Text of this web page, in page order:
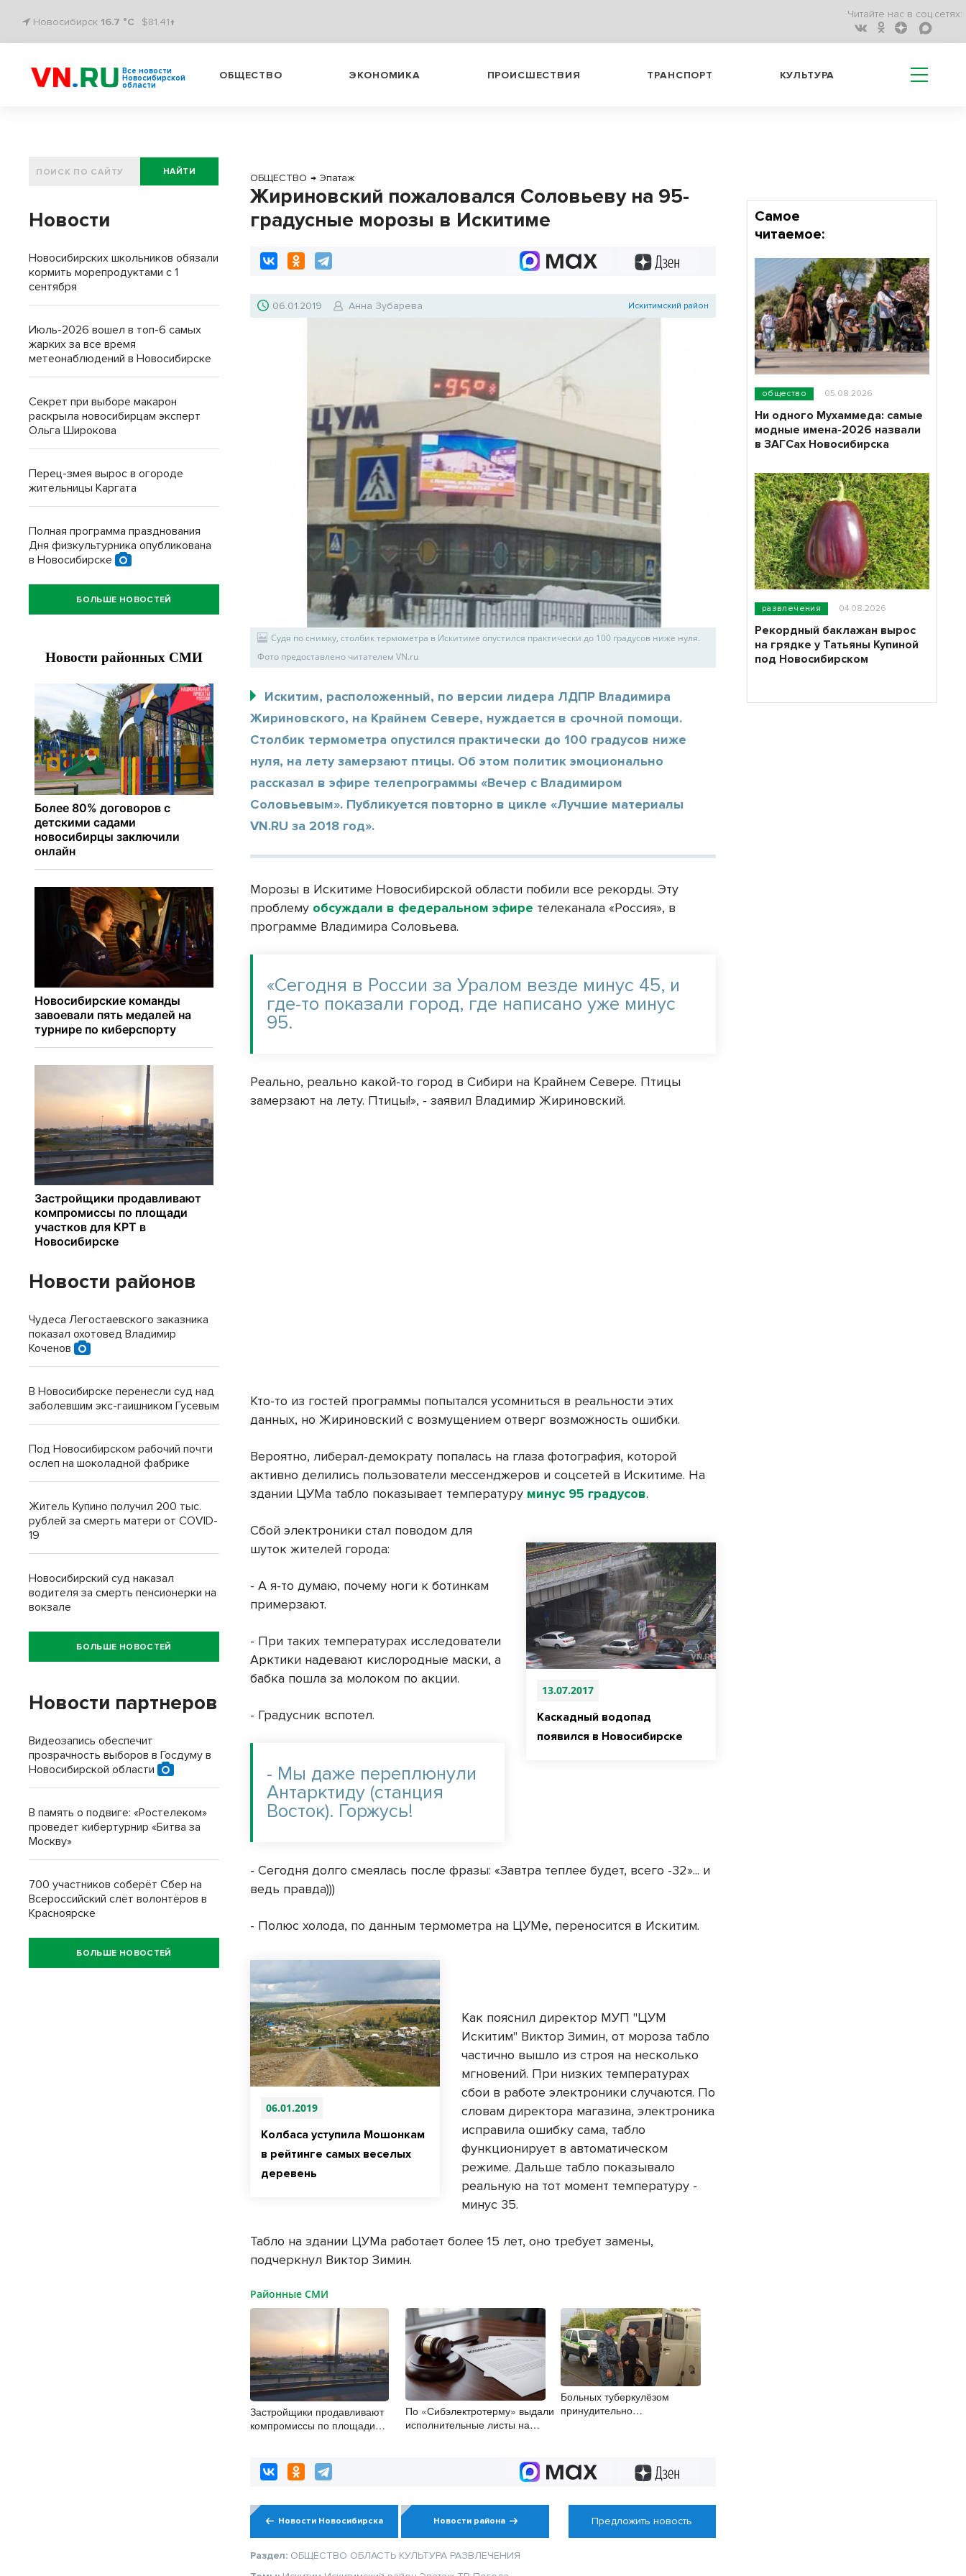
Новосибирск 16.7 °C $81.41↑
Читайте нас в соц.сетях:
Все новости
Новосибирской
области
ОБЩЕСТВО ЭКОНОМИКА ПРОИСШЕСТВИЯ ТРАНСПОРТ КУЛЬТУРА
ОБЩЕСТВО → Эпатаж
Жириновский пожаловался Соловьеву на 95-
градусные морозы в Искитиме
06.01.2019 Анна Зубарева Искитимский район
Судя по снимку, столбик термометра в Искитиме опустился практически до 100 градусов ниже нуля.
Фото предоставлено читателем VN.ru
Искитим, расположенный, по версии лидера ЛДПР Владимира
Жириновского, на Крайнем Севере, нуждается в срочной помощи.
Столбик термометра опустился практически до 100 градусов ниже
нуля, на лету замерзают птицы. Об этом политик эмоционально
рассказал в эфире телепрограммы «Вечер с Владимиром
Соловьевым». Публикуется повторно в цикле «Лучшие материалы
VN.RU за 2018 год».
Морозы в Искитиме Новосибирской области побили все рекорды. Эту
проблему обсуждали в федеральном эфире телеканала «Россия», в
программе Владимира Соловьева.
«Сегодня в России за Уралом везде минус 45, и
где-то показали город, где написано уже минус
95.
Реально, реально какой-то город в Сибири на Крайнем Севере. Птицы
замерзают на лету. Птицы!», - заявил Владимир Жириновский.
Кто-то из гостей программы попытался усомниться в реальности этих
данных, но Жириновский с возмущением отверг возможность ошибки.
Вероятно, либерал-демократу попалась на глаза фотография, которой
активно делились пользователи мессенджеров и соцсетей в Искитиме. На
здании ЦУМа табло показывает температуру минус 95 градусов.
13.07.2017
Каскадный водопад
появился в Новосибирске
Сбой электроники стал поводом для
шуток жителей города:
- А я-то думаю, почему ноги к ботинкам
примерзают.
- При таких температурах исследователи
Арктики надевают кислородные маски, а
бабка пошла за молоком по акции.
- Градусник вспотел.
- Мы даже переплюнули
Антарктиду (станция
Восток). Горжусь!
- Сегодня долго смеялась после фразы: «Завтра теплее будет, всего -32»... и
ведь правда)))
- Полюс холода, по данным термометра на ЦУМе, переносится в Искитим.
06.01.2019
Колбаса уступила Мошонкам
в рейтинге самых веселых
деревень
Как пояснил директор МУП "ЦУМ
Искитим" Виктор Зимин, от мороза табло
частично вышло из строя на несколько
мгновений. При низких температурах
сбои в работе электроники случаются. По
словам директора магазина, электроника
исправила ошибку сама, табло
функционирует в автоматическом
режиме. Дальше табло показывало
реальную на тот момент температуру -
минус 35.
Табло на здании ЦУМа работает более 15 лет, оно требует замены,
подчеркнул Виктор Зимин.
Районные СМИ
Застройщики продавливают
компромиссы по площади
По «Сибэлектротерму» выдали
исполнительные листы на
Больных туберкулёзом
принудительно
Новости Новосибирска Новости района Предложить новость
Раздел: ОБЩЕСТВО ОБЛАСТЬ КУЛЬТУРА РАЗВЛЕЧЕНИЯ
НАЙТИ
Новости
Новосибирских школьников обязали
кормить морепродуктами с 1
сентября
Июль-2026 вошел в топ-6 самых
жарких за все время
метеонаблюдений в Новосибирске
Секрет при выборе макарон
раскрыла новосибирцам эксперт
Ольга Широкова
Перец-змея вырос в огороде
жительницы Каргата
Полная программа празднования
Дня физкультурника опубликована
в Новосибирске
БОЛЬШЕ НОВОСТЕЙ
Новости районов
Чудеса Легостаевского заказника
показал охотовед Владимир
Коченов
В Новосибирске перенесли суд над
заболевшим экс-гаишником Гусевым
Под Новосибирском рабочий почти
ослеп на шоколадной фабрике
Житель Купино получил 200 тыс.
рублей за смерть матери от COVID-
19
Новосибирский суд наказал
водителя за смерть пенсионерки на
вокзале
БОЛЬШЕ НОВОСТЕЙ
Новости партнеров
Видеозапись обеспечит
прозрачность выборов в Госдуму в
Новосибирской области
В память о подвиге: «Ростелеком»
проведет кибертурнир «Битва за
Москву»
700 участников соберёт Сбер на
Всероссийский слёт волонтёров в
Красноярске
БОЛЬШЕ НОВОСТЕЙ
Самое
читаемое:
общество 05.08.2026
Ни одного Мухаммеда: самые
модные имена-2026 назвали
в ЗАГСах Новосибирска
развлечения 04.08.2026
Рекордный баклажан вырос
на грядке у Татьяны Купиной
под Новосибирском